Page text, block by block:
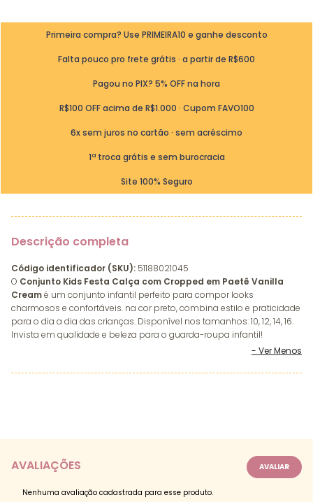
Primeira compra? Use PRIMEIRA10 e ganhe desconto
Falta pouco pro frete grátis · a partir de R$600
Pagou no PIX? 5% OFF na hora
R$100 OFF acima de R$1.000 · Cupom FAVO100
6x sem juros no cartão · sem acréscimo
1ª troca grátis e sem burocracia
Site 100% Seguro
Descrição completa
Código identificador (SKU): 51188021045
O Conjunto Kids Festa Calça com Cropped em Paetê Vanilla
Creamé um conjunto infantil perfeito para compor looks
charmosos e confortáveis. na cor preto, combina estilo e praticidade
para o dia a dia das crianças. Disponível nos tamanhos: 10, 12, 14, 16.
Invista em qualidade e beleza para o guarda-roupa infantil!
AVALIAÇÕES
Nenhuma avaliação cadastrada para esse produto.